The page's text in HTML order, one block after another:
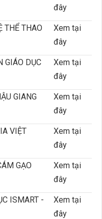
đây
THỂ THAO
Xem tại
đây
GIÁO DỤC
Xem tại
đây
GIANG
Xem tại
đây
VIỆT
Xem tại
đây
GẠO
Xem tại
đây
ISMART -
Xem tại
đây